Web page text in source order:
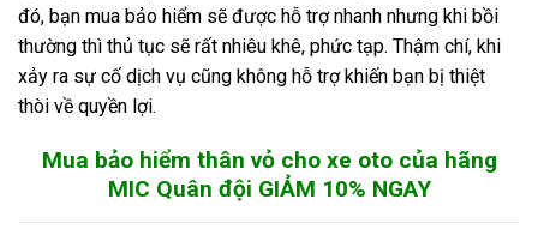
đó, bạn mua bảo hiểm sẽ được hỗ trợ nhanh nhưng khi bồi
thường thì thủ tục sẽ rất nhiêu khê, phức tạp. Thậm chí, khi
xảy ra sự cố dịch vụ cũng không hỗ trợ khiến bạn bị thiệt
thòi về quyền lợi.
Mua bảo hiểm thân vỏ cho xe oto của hãng
MIC Quân đội GIẢM 10% NGAY